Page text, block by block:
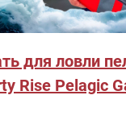
для ловли
Rise Pelagic